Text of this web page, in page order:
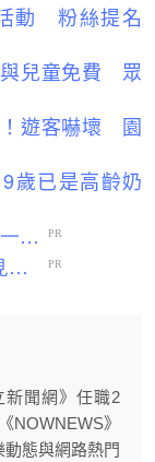
動 粉絲提名
與兒童免費 眾
！遊客嚇壞 園
歲已是高齡奶
新聞網》任職2
NOWNEWS》
態與網路熱門